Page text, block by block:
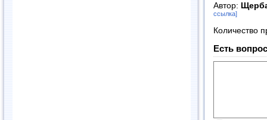
Автор:
ссылка]
Количество
Есть